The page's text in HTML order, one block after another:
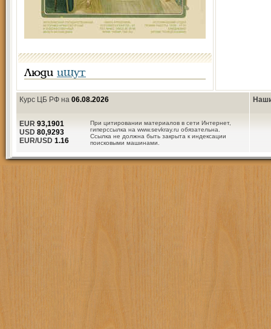
Люди ищут
Курс ЦБ РФ на 06.08.2026
При цитировании материалов в сети Интернет,
гиперссылка на www.sevkray.ru обязательна.
Ссылка не должна быть закрыта к индексации
поисковыми машинами.
EUR 93,1901
USD 80,9293
EUR/USD 1.16